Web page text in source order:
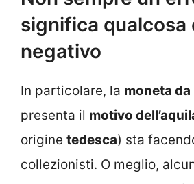
significa qualcosa
negativo
In particolare, la moneta da
presenta il motivo
origine tedesca) sta
collezionisti. O meglio,